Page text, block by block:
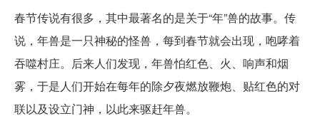
春节传说有很多，其中最著名的是关于“年”兽的故事。传
说，年兽是一只神秘的怪兽，每到春节就会出现，咆哮着
吞噬村庄。后来人们发现，年兽怕红色、火、响声和烟
雾，于是人们开始在每年的除夕夜燃放鞭炮、贴红色的对
联以及设立门神，以此来驱赶年兽。